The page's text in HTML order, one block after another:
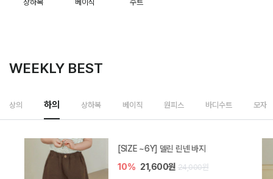
상하복
베이직
수트
WEEKLY BEST
상의 하의 상하복 베이직 원피스 바디수트 모자
[SIZE ~6Y] 델린 린넨 바지
10% 21,600원 24,000원